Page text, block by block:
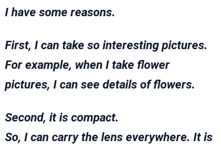
I have some reasons.
First, I can take so interesting pictures.
For example, when I take flower
pictures, I can see details of flowers.
Second, it is compact.
So, I can carry the lens everywhere. It is